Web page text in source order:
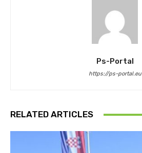
Ps-Portal
https://ps-portal.eu
RELATED ARTICLES